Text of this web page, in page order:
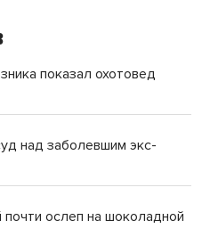
показал охотовед
над заболевшим экс-
ослеп на шоколадной